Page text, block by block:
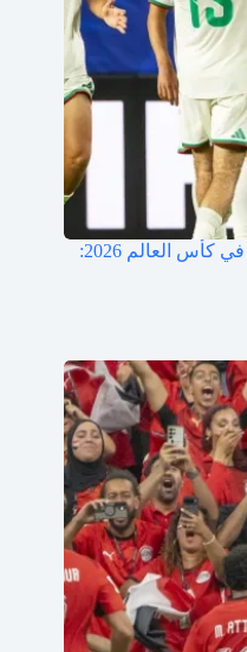
تشكيل منتخب الجزائر لملاقاة النمسا في كأس العالم 2026: